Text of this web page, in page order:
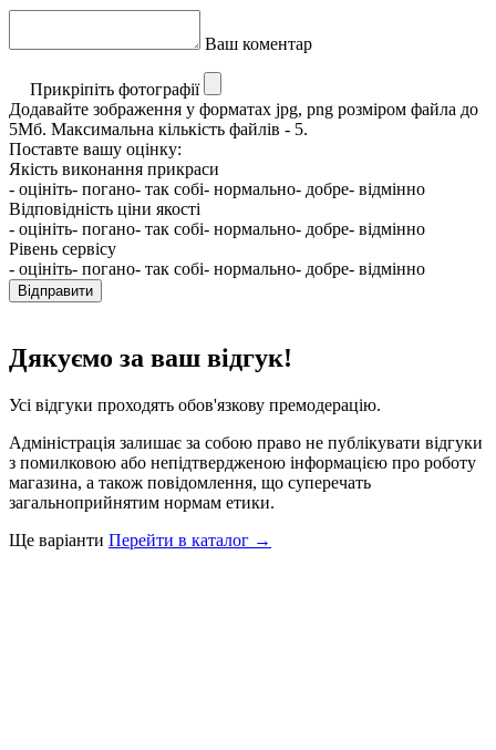
Ваш коментар
Прикріпіть фотографії
Додавайте зображення у форматах jpg, png розміром файла до
5Мб. Максимальна кількість файлів - 5.
Поставте вашу оцінку:
Якість виконання прикраси
- оцініть- погано- так собі- нормально- добре- відмінно
Відповідність ціни якості
- оцініть- погано- так собі- нормально- добре- відмінно
Рівень сервісу
- оцініть- погано- так собі- нормально- добре- відмінно
Відправити
Дякуємо за ваш відгук!
Усі відгуки проходять обов'язкову премодерацію.
Адміністрація залишає за собою право не публікувати відгуки
з помилковою або непідтвердженою інформацією про роботу
магазина, а також повідомлення, що суперечать
загальноприйнятим нормам етики.
Ще варіанти Перейти в каталог →